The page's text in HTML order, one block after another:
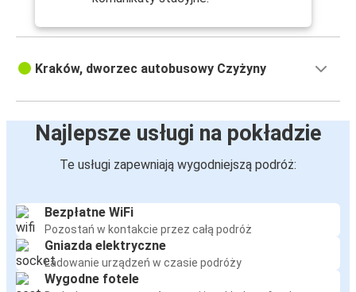
Kraków, dworzec autobusowy Czyżyny
Najlepsze usługi na pokładzie
Te usługi zapewniają wygodniejszą podróż:
Bezpłatne WiFi
Pozostań w kontakcie przez całą podróż
Gniazda elektryczne
Ładowanie urządzeń w czasie podróży
Wygodne fotele